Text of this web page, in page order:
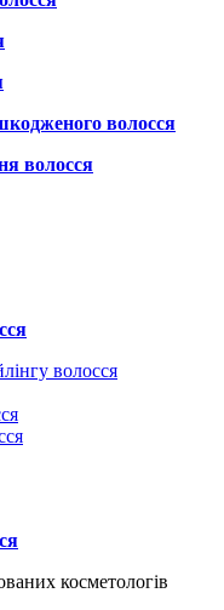
волосся
волосся
волосся
косметологів